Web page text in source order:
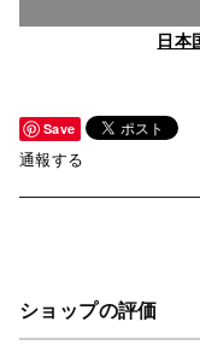
日本
Save
通報する
ショップの評価